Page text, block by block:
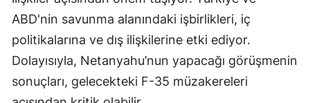
ABD'nin savunma alanındaki işbirlikleri, iç
politikalarına ve dış ilişkilerine etki ediyor.
Dolayısıyla, Netanyahu’nun yapacağı görüşmenin
sonuçları, gelecekteki F-35 müzakereleri